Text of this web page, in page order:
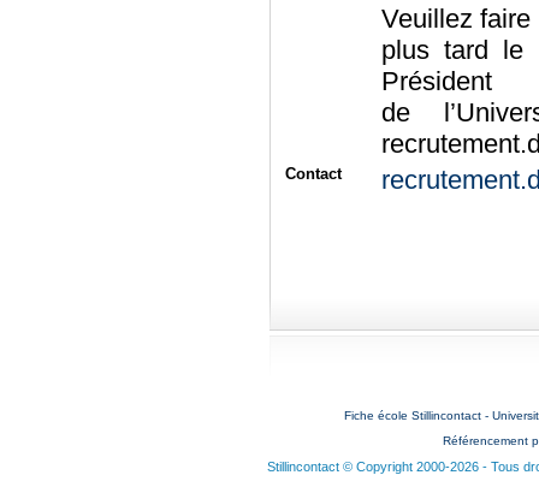
Veuillez
plus tard le
Président
de
Contact
Fiche école Stillincontact -
Référencement
Stillincontact © Copyright 2000-2026 - Tous